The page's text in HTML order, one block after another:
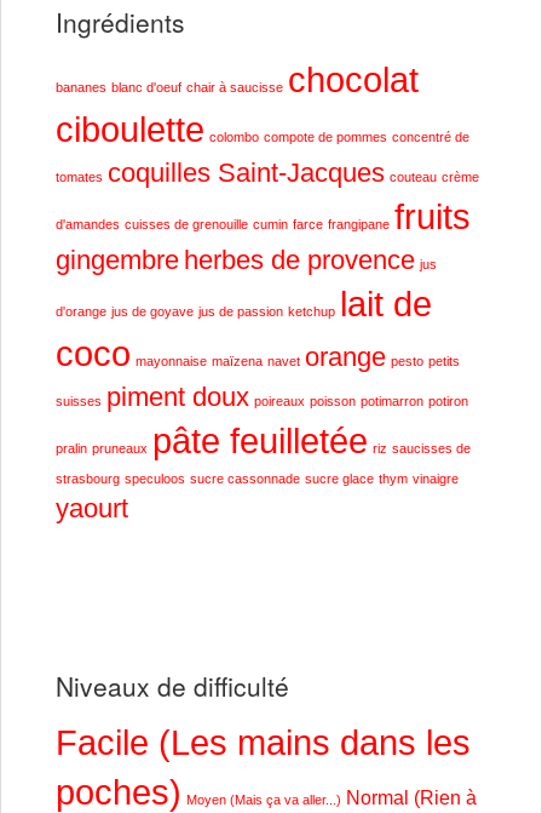
Ingrédients
bananes blanc d'oeuf chair à saucisse chocolat
ciboulette colombo compote de pommes concentré de
tomates coquilles Saint-Jacques couteau crème
d'amandes cuisses de grenouille cumin farce frangipane fruits
gingembre herbes de provence jus
d'orange jus de goyave jus de passion ketchup lait de
coco mayonnaise maïzena navet orange pesto petits
suisses piment doux poireaux poisson potimarron potiron
pralin pruneaux pâte feuilletée riz saucisses de
strasbourg speculoos sucre cassonnade sucre glace thym vinaigre
yaourt
Niveaux de difficulté
Facile (Les mains dans les
poches) Moyen (Mais ça va aller...) Normal (Rien à